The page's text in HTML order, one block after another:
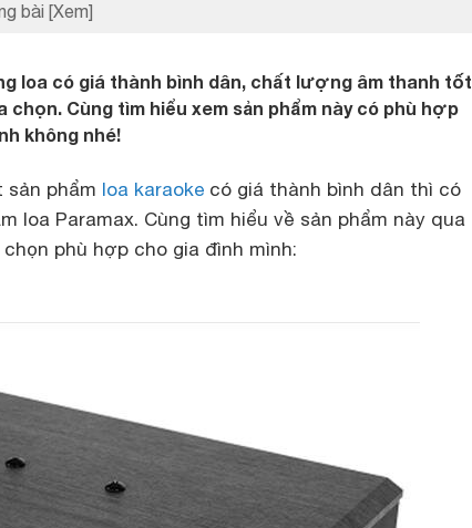
bài [Xem]
loa có giá thành bình dân, chất lượng âm thanh tốt
Cùng tìm hiểu xem sản phẩm này có phù hợp
không nhé!
sản phẩm loa karaoke có giá thành bình dân thì có
loa Paramax. Cùng tìm hiểu về sản phẩm này qua
phù hợp cho gia đình mình: